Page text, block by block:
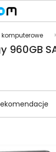
komputerowe
960GB